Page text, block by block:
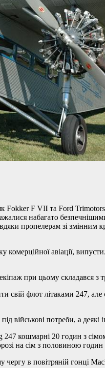
F VII та Ford
набагато
пропелерам зі змінним
авіації,
при цьому складався з
свій флот літаками 247, але
військові потреби, а
кошмарні 20 годин з
на сім з половиною
чергу в повітряній гонці